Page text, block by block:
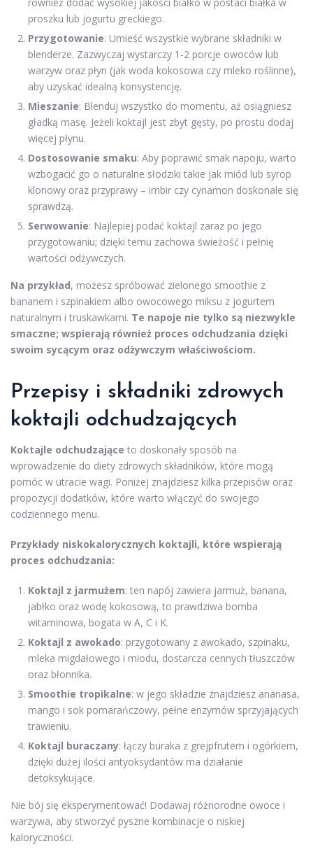
proszku lub jogurtu greckiego.
Przygotowanie: Umieść wszystkie wybrane składniki w
blenderze. Zazwyczaj wystarczy 1-2 porcje owoców lub
warzyw oraz płyn (jak woda kokosowa czy mleko roślinne),
aby uzyskać idealną konsystencję.
Mieszanie: Blenduj wszystko do momentu, aż osiągniesz
gładką masę. Jeżeli koktajl jest zbyt gęsty, po prostu dodaj
więcej płynu.
Dostosowanie smaku: Aby poprawić smak napoju, warto
wzbogacić go o naturalne słodziki takie jak miód lub syrop
klonowy oraz przyprawy – imbir czy cynamon doskonale się
sprawdzą.
Serwowanie: Najlepiej podać koktajl zaraz po jego
przygotowaniu; dzięki temu zachowa świeżość i pełnię
wartości odżywczych.
Na przykład, możesz spróbować zielonego smoothie z
bananem i szpinakiem albo owocowego miksu z jogurtem
naturalnym i truskawkami. Te napoje nie tylko są niezwykle
smaczne; wspierają również proces odchudzania dzięki
swoim sycącym oraz odżywczym właściwościom.
Przepisy i składniki zdrowych
koktajli odchudzających
Koktajle odchudzające to doskonały sposób na
wprowadzenie do diety zdrowych składników, które mogą
pomóc w utracie wagi. Poniżej znajdziesz kilka przepisów oraz
propozycji dodatków, które warto włączyć do swojego
codziennego menu.
Przykłady niskokalorycznych koktajli, które wspierają
proces odchudzania:
Koktajl z jarmużem: ten napój zawiera jarmuż, banana,
jabłko oraz wodę kokosową, to prawdziwa bomba
witaminowa, bogata w A, C i K.
Koktajl z awokado: przygotowany z awokado, szpinaku,
mleka migdałowego i miodu, dostarcza cennych tłuszczów
oraz błonnika.
Smoothie tropikalne: w jego składzie znajdziesz ananasa,
mango i sok pomarańczowy, pełne enzymów sprzyjających
trawieniu.
Koktajl buraczany: łączy buraka z grejpfrutem i ogórkiem,
dzięki dużej ilości antyoksydantów ma działanie
detoksykujące.
Nie bój się eksperymentować! Dodawaj różnorodne owoce i
warzywa, aby stworzyć pyszne kombinacje o niskiej
kaloryczności.